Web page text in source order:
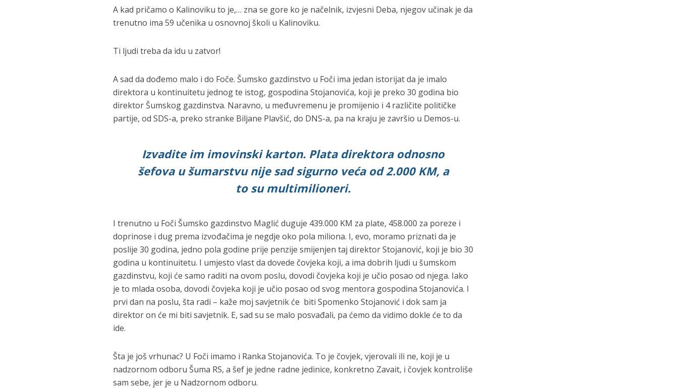
A kad pričamo o Kalinoviku to je,… zna se gore ko je načelnik, izvjesni Deba, njegov učinak je da
trenutno ima 59 učenika u osnovnoj školi u Kalinoviku.
Ti ljudi treba da idu u zatvor!
A sad da dođemo malo i do Foče. Šumsko gazdinstvo u Foči ima jedan istorijat da je imalo
direktora u kontinuitetu jednog te istog, gospodina Stojanovića, koji je preko 30 godina bio
direktor Šumskog gazdinstva. Naravno, u međuvremenu je promijenio i 4 različite političke
partije, od SDS-a, preko stranke Biljane Plavšić, do DNS-a, pa na kraju je završio u Demos-u.
Izvadite im imovinski karton. Plata direktora odnosno
šefova u šumarstvu nije sad sigurno veća od 2.000 KM, a
to su multimilioneri.
I trenutno u Foči Šumsko gazdinstvo Maglić duguje 439.000 KM za plate, 458.000 za poreze i
doprinose i dug prema izvođačima je negdje oko pola miliona. I, evo, moramo priznati da je
poslije 30 godina, jedno pola godine prije penzije smijenjen taj direktor Stojanović, koji je bio 30
godina u kontinuitetu. I umjesto vlast da dovede čovjeka koji, a ima dobrih ljudi u šumskom
gazdinstvu, koji će samo raditi na ovom poslu, dovodi čovjeka koji je učio posao od njega. Iako
je to mlada osoba, dovodi čovjeka koji je učio posao od svog mentora gospodina Stojanovića. I
prvi dan na poslu, šta radi – kaže moj savjetnik će biti Spomenko Stojanović i dok sam ja
direktor on će mi biti savjetnik. E, sad su se malo posvađali, pa ćemo da vidimo dokle će to da
ide.
Šta je još vrhunac? U Foči imamo i Ranka Stojanovića. To je čovjek, vjerovali ili ne, koji je u
nadzornom odboru Šuma RS, a šef je jedne radne jedinice, konkretno Zavait, i čovjek kontroliše
sam sebe, jer je u Nadzornom odboru.